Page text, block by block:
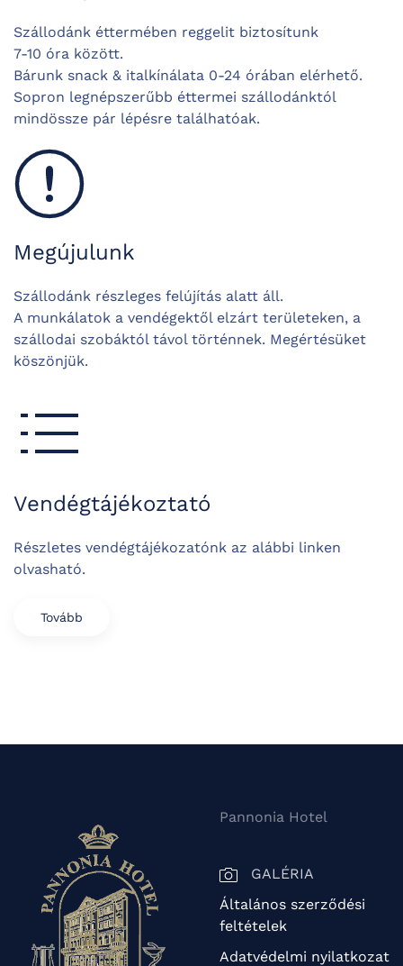
Szállodánk éttermében reggelit biztosítunk
7-10 óra között.
Bárunk snack & italkínálata 0-24 órában elérhető.
Sopron legnépszerűbb éttermei szállodánktól
mindössze pár lépésre találhatóak.
Megújulunk
Szállodánk részleges felújítás alatt áll.
A munkálatok a vendégektől elzárt területeken, a
szállodai szobáktól távol történnek. Megértésüket
köszönjük.
Vendégtájékoztató
Részletes vendégtájékozatónk az alábbi linken
olvasható.
Tovább
Pannonia Hotel
GALÉRIA
Általános szerződési
feltételek
Adatvédelmi nyilatkozat